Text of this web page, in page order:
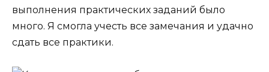
выполнения практических заданий было
много. Я смогла учесть все замечания и удачно
сдать все практики.